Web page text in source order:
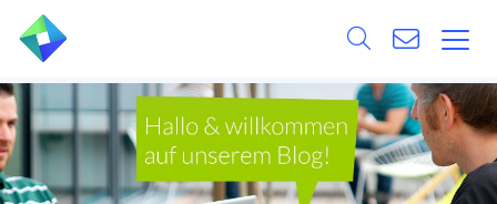
ÜBER UNS
LEISTUNGEN
Alle